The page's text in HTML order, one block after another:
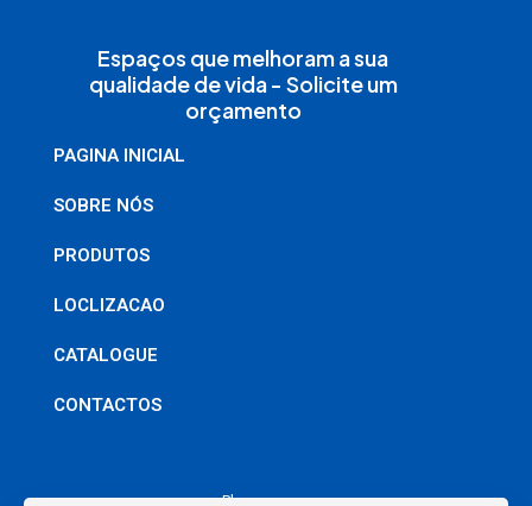
Espaços que melhoram a sua
qualidade de vida - Solicite um
orçamento
PAGINA INICIAL
SOBRE NÓS
PRODUTOS
LOCLIZACAO
CATALOGUE
CONTACTOS
Phone